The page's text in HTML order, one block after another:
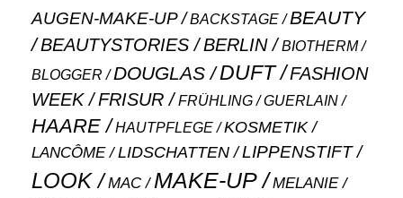
AUGEN-MAKE-UP BACKSTAGE BEAUTY
BEAUTYSTORIES BERLIN
BIOTHERM
BLOGGER
DOUGLAS DUFT
FASHION
WEEK
FRISUR FRÜHLING GUERLAIN
HAARE HAUTPFLEGE
KOSMETIK
LANCÔME
LIDSCHATTEN LIPPENSTIFT
LOOK MAC MAKE-UP MELANIE